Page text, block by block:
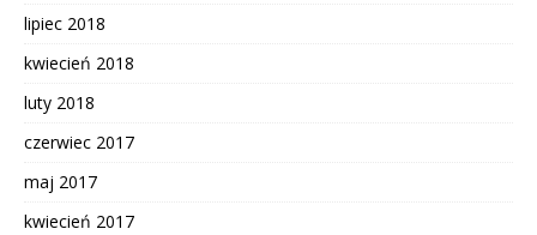
lipiec 2018
kwiecień 2018
luty 2018
czerwiec 2017
maj 2017
kwiecień 2017